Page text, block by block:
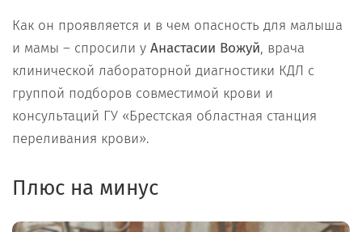
Как он проявляется и в чем опасность для малыша
и мамы – спросили у Анастасии Вожуй, врача
клинической лабораторной диагностики КДЛ с
группой подборов совместимой крови и
консультаций ГУ «Брестская областная станция
переливания крови».
Плюс на минус